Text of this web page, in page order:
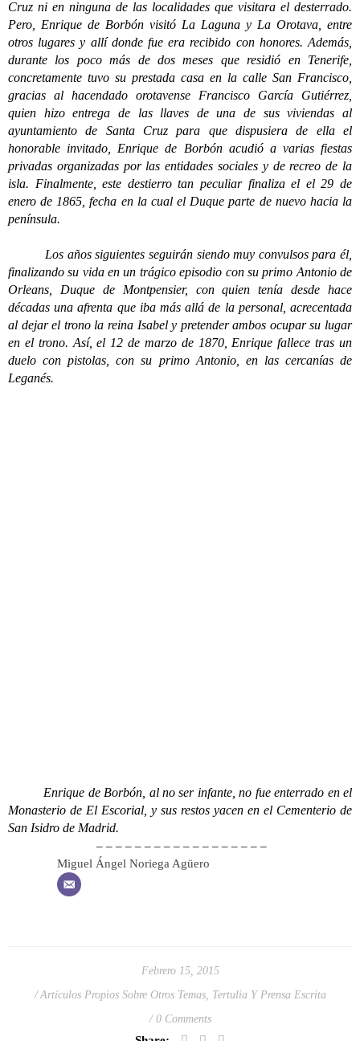
Cruz ni en ninguna de las localidades que visitara el desterrado.
Pero, Enrique de Borbón visitó La Laguna y La Orotava, entre
otros lugares y allí donde fue era recibido con honores. Además,
durante los poco más de dos meses que residió en Tenerife,
concretamente tuvo su prestada casa en la calle San Francisco,
gracias al hacendado orotavense Francisco García Gutiérrez,
quien hizo entrega de las llaves de una de sus viviendas al
ayuntamiento de Santa Cruz para que dispusiera de ella el
honorable invitado, Enrique de Borbón acudió a varias fiestas
privadas organizadas por las entidades sociales y de recreo de la
isla. Finalmente, este destierro tan peculiar finaliza el el 29 de
enero de 1865, fecha en la cual el Duque parte de nuevo hacia la
península.
Los años siguientes seguirán siendo muy convulsos para él,
finalizando su vida en un trágico episodio con su primo Antonio de
Orleans, Duque de Montpensier, con quien tenía desde hace
décadas una afrenta que iba más allá de la personal, acrecentada
al dejar el trono la reina Isabel y pretender ambos ocupar su lugar
en el trono. Así, el 12 de marzo de 1870, Enrique fallece tras un
duelo con pistolas, con su primo Antonio, en las cercanías de
Leganés.
Enrique de Borbón, al no ser infante, no fue enterrado en el
Monasterio de El Escorial, y sus restos yacen en el Cementerio de
San Isidro de Madrid.
– – – – – – – – – – – – – – – – – –
Miguel Ángel Noriega Agüero
Febrero 15, 2015
Artículos Propios Sobre Otros Temas, Tertulia Y Prensa Escrita
0 Comments